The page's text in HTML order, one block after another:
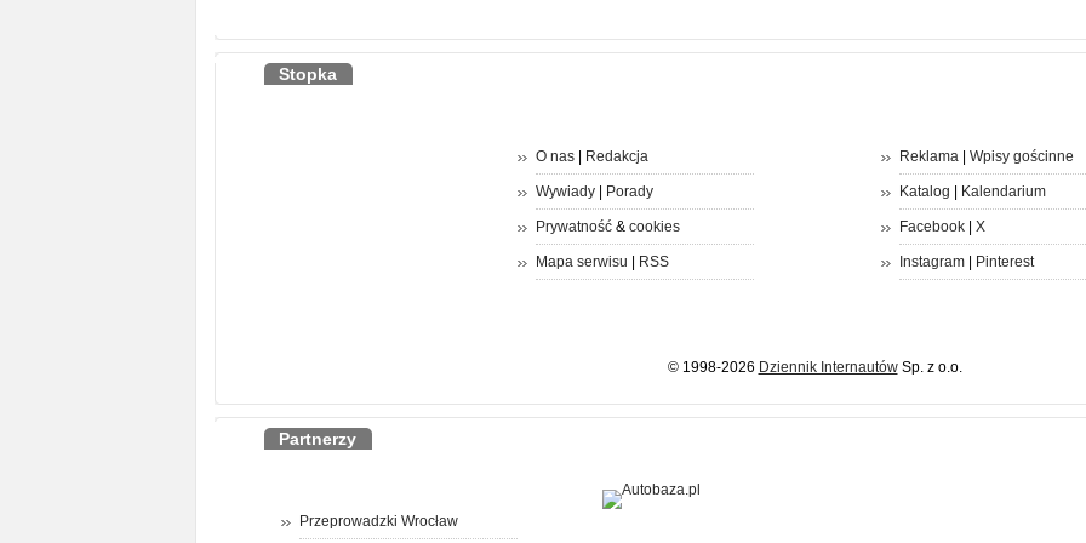
Stopka
O nas| Redakcja
Wywiady| Porady
Prywatność& cookies
Mapa serwisu RSS
Reklama| Wpisy gościnne
Katalog Kalendarium
Facebook| X
Instagram| Pinterest
© 1998-2026 Dziennik InternautówSp. z o.o.
Partnerzy
Przeprowadzki Wrocław